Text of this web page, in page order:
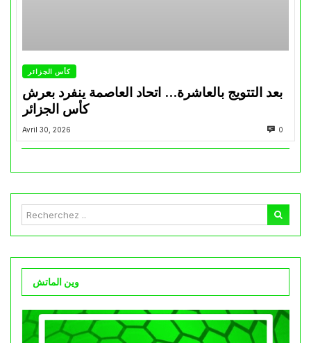
كأس الجزائر
بعد التتويج بالعاشرة… اتحاد العاصمة ينفرد بعرش
كأس الجزائر
Avril 30, 2026 0
وين الماتش